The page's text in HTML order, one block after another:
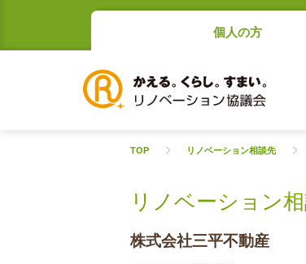
個人の方
TOP リノベーション相談先
リノベーション
株式会社三平不動産